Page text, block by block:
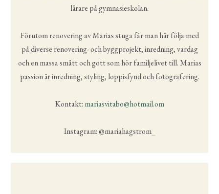
lärare på gymnasieskolan.
Förutom renovering av Marias stuga får man här följa med
på diverse renovering- och byggprojekt, inredning, vardag
och en massa smått och gott som hör familjelivet till. Marias
passion är inredning, styling, loppisfynd och fotografering.
Kontakt: mariasvitabo@hotmail.om
Instagram: @mariahagstrom_